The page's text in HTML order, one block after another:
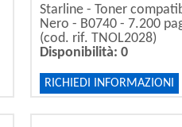
Starline - Toner
Nero - B0740 - 7.200
(cod. rif. TNOL2028)
Disponibilità: 0
RICHIEDI INFORMAZIONI